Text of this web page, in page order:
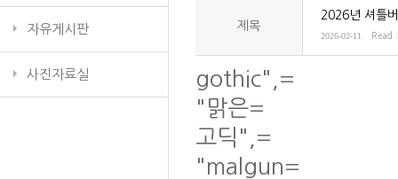
자유게시판
사진자료실
제목
2026년 셔틀
2026-02-11 Read
gothic",=
"맑은=
고딕",=
"malgun=